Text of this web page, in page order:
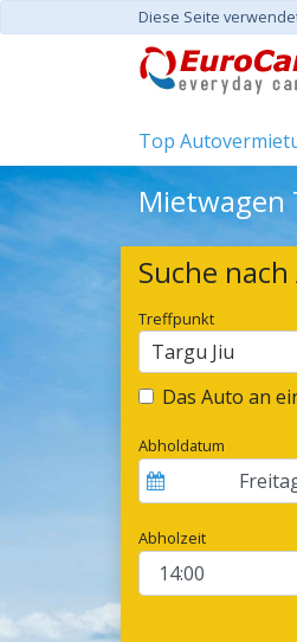
Diese Seite
Top
Mietwagen
Suche
Treffpunkt
Targu Jiu
Das Auto an
Abholdatum
Abholzeit